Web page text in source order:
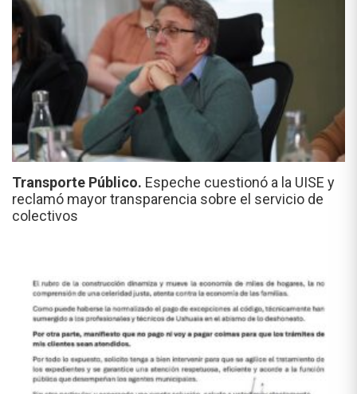
Transporte Público. Espeche cuestionó a la UISE y
reclamó mayor transparencia sobre el servicio de
colectivos